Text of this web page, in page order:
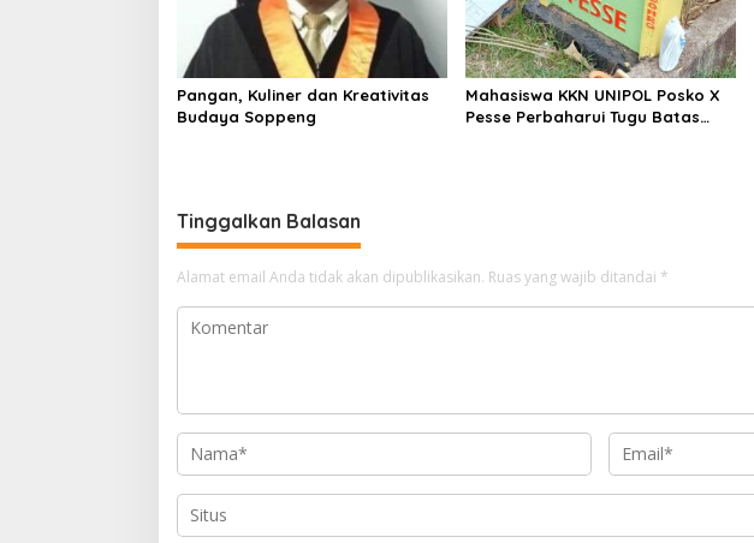
Pangan, Kuliner dan Kreativitas
Budaya Soppeng
Mahasiswa KKN UNIPOL Posko X
Pesse Perbaharui Tugu Batas
Tinggalkan Balasan
Alamat email Anda tidak akan dipublikasikan. Ruas yang wajib ditandai *